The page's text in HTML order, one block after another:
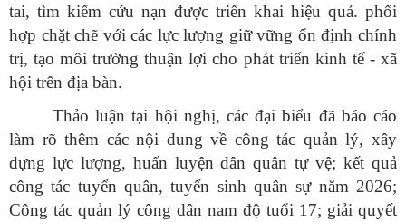
tai, tìm kiếm cứu nạn được triển khai hiệu quả. phối
hợp chặt chẽ với các lực lượng giữ vững ổn định chính
trị, tạo môi trường thuận lợi cho phát triển kinh tế - xã
hội trên địa bàn.
Thảo luận tại hội nghị, các đại biểu đã báo cáo
làm rõ thêm các nội dung về công tác quản lý, xây
dựng lực lượng, huấn luyện dân quân tự vệ; kết quả
công tác tuyển quân, tuyển sinh quân sự năm 2026;
Công tác quản lý công dân nam độ tuổi 17; giải quyết